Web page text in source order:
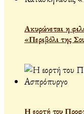
Ακυρώνεται η
«Περιβόλι της
Η εορτή του